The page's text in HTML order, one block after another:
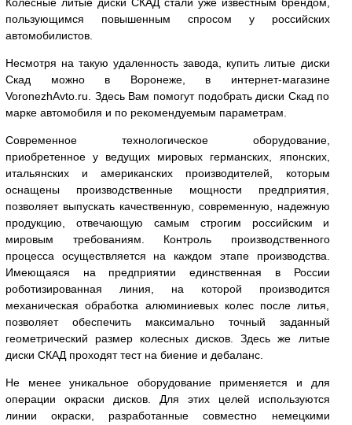
пользующимся повышенным спросом у российских
автомобилистов.
Несмотря на такую удаленность завода, купить литые диски
Скад можно в Воронеже, в интернет-магазине
VoronezhAvto.ru. Здесь Вам помогут подобрать диски Скад по
марке автомобиля и по рекомендуемым параметрам.
Современное технологическое оборудование,
приобретенное у ведущих мировых германских, японских,
итальянских и американских производителей, которым
оснащены производственные мощности предприятия,
позволяет выпускать качественную, современную, надежную
продукцию, отвечающую самым строгим российским и
мировым требованиям. Контроль производственного
процесса осуществляется на каждом этапе производства.
Имеющаяся на предприятии единственная в России
роботизированная линия, на которой производится
механическая обработка алюминиевых колес после литья,
позволяет обеспечить максимально точный заданный
геометрический размер колесных дисков. Здесь же литые
диски СКАД проходят тест на биение и дебаланс.
Не менее уникальное оборудование применяется и для
операции окраски дисков. Для этих целей используются
линии окраски, разработанные совместно немецкими